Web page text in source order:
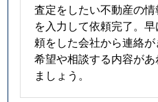
査定をしたい不動産の
を入力して依頼完了。
頼をした会社から連絡が
希望や相談する内容が
ましょう。